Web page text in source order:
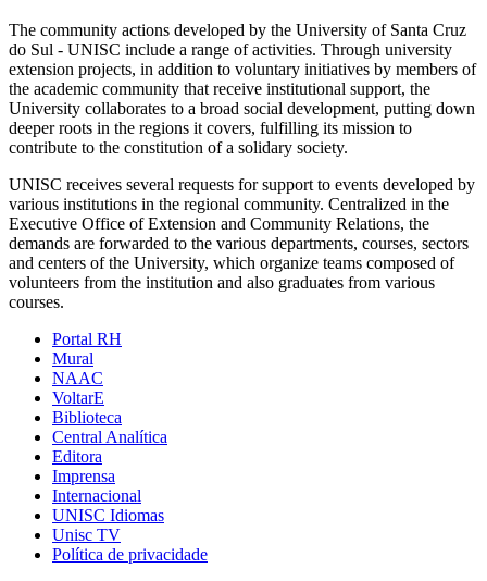
The community actions developed by the University of Santa Cruz
do Sul - UNISC include a range of activities. Through university
extension projects, in addition to voluntary initiatives by members of
the academic community that receive institutional support, the
University collaborates to a broad social development, putting down
deeper roots in the regions it covers, fulfilling its mission to
contribute to the constitution of a solidary society.
UNISC receives several requests for support to events developed by
various institutions in the regional community. Centralized in the
Executive Office of Extension and Community Relations, the
demands are forwarded to the various departments, courses, sectors
and centers of the University, which organize teams composed of
volunteers from the institution and also graduates from various
courses.
Portal RH
Mural
NAAC
VoltarE
Biblioteca
Central Analítica
Editora
Imprensa
Internacional
UNISC Idiomas
Unisc TV
Política de privacidade